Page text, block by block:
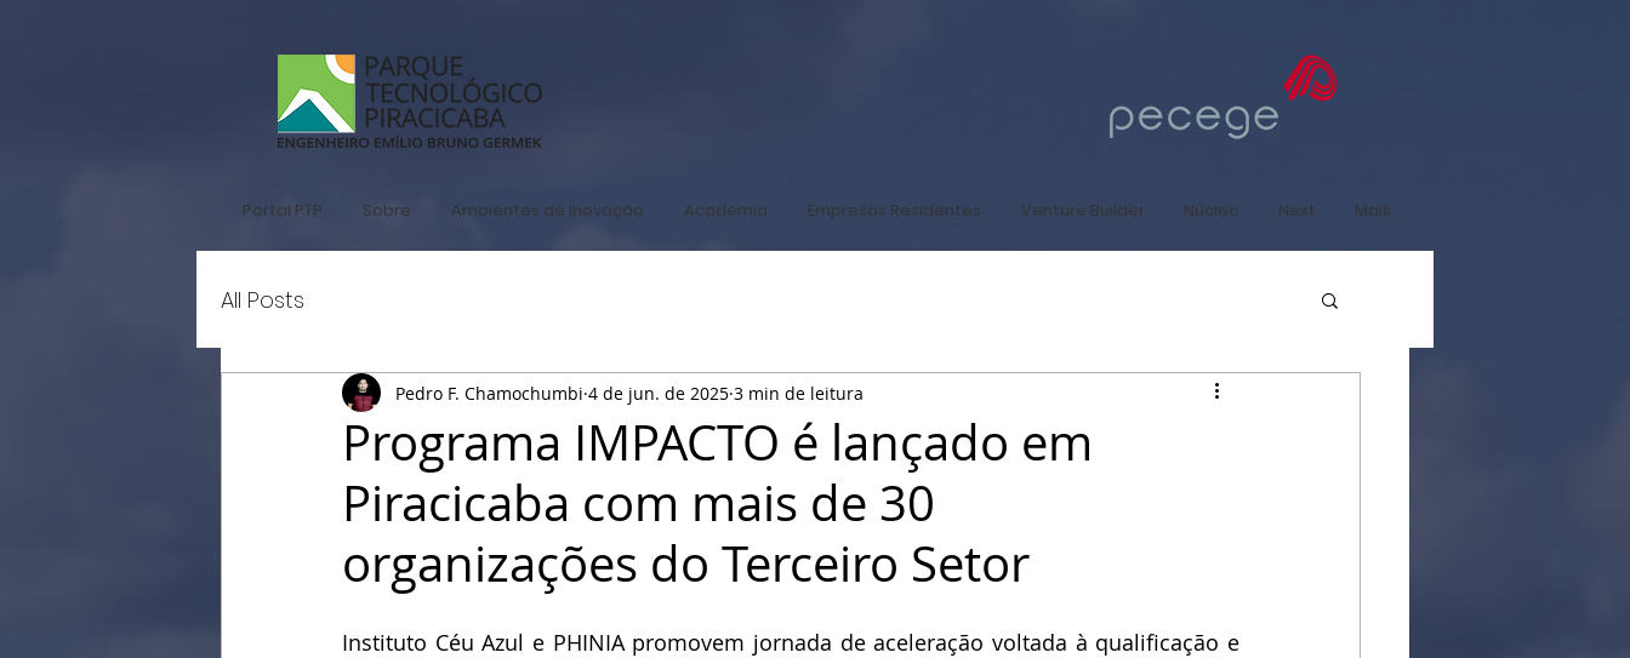
Portal PTP Sobre Ambientes de Inovação Academia Empresas Residentes Venture Builder Núcleo Next Mais
All Posts
Programa IMPACTO é lançado em
Piracicaba com mais de 30
organizações do Terceiro Setor
Pedro F. Chamochumbi 4 de jun. de 2025 3 min de leitura
Instituto Céu Azul e PHINIA promovem jornada de aceleração voltada à qualificação e